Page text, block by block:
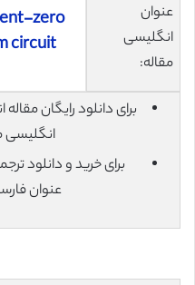
عنوان
انگلیسی
مقاله:
zero
circuit
انگلیسی
برای خرید و دانلود
عنوان